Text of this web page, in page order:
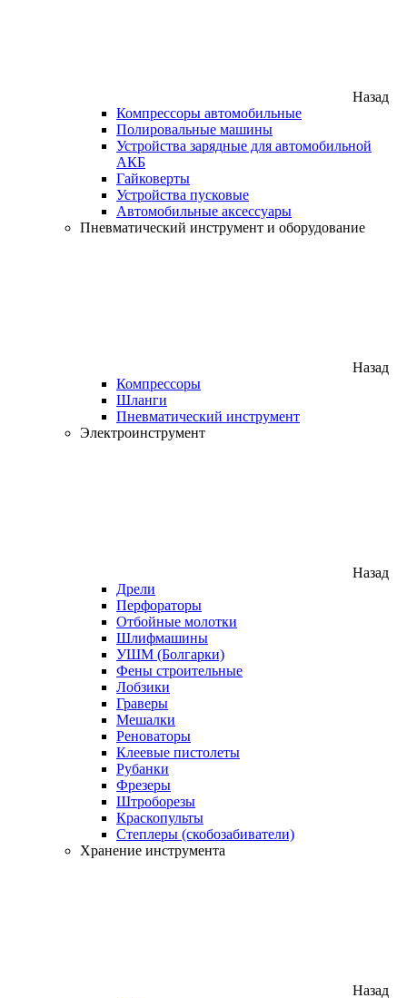
Назад
Компрессоры автомобильные
Полировальные машины
Устройства зарядные для автомобильной
АКБ
Гайковерты
Устройства пусковые
Автомобильные аксессуары
Пневматический инструмент и оборудование
Назад
Компрессоры
Шланги
Пневматический инструмент
Электроинструмент
Назад
Дрели
Перфораторы
Отбойные молотки
Шлифмашины
УШМ (Болгарки)
Фены строительные
Лобзики
Граверы
Мешалки
Реноваторы
Клеевые пистолеты
Рубанки
Фрезеры
Штроборезы
Краскопульты
Степлеры (скобозабиватели)
Хранение инструмента
Назад